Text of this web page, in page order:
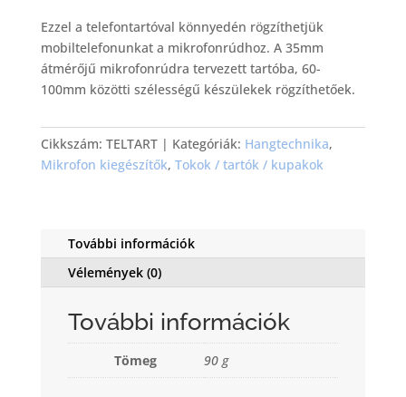
Ezzel a telefontartóval könnyedén rögzíthetjük
mobiltelefonunkat a mikrofonrúdhoz. A 35mm
átmérőjű mikrofonrúdra tervezett tartóba, 60-
100mm közötti szélességű készülekek rögzíthetőek.
Cikkszám: TELTART Kategóriák: Hangtechnika,
Mikrofon kiegészítők, Tokok / tartók / kupakok
További információk
Vélemények (0)
További információk
Tömeg 90 g